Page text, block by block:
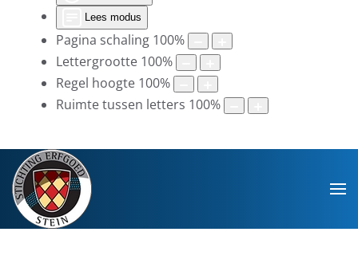
Lees modus
Pagina schaling 100%
Lettergrootte 100%
Regel hoogte 100%
Ruimte tussen letters 100%